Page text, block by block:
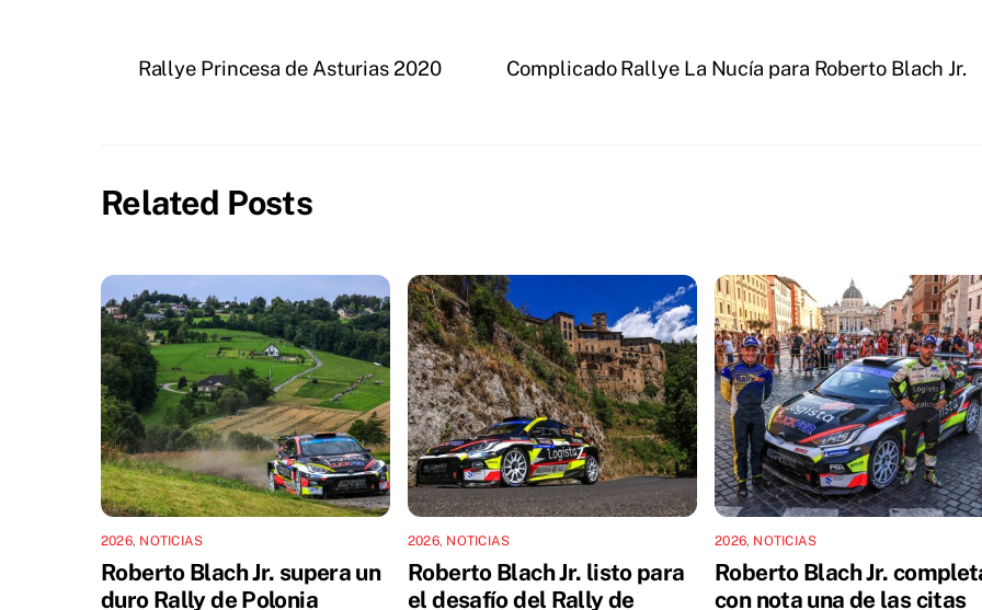
Rallye Princesa de Asturias 2020 Complicado Rallye La Nucía para Roberto Blach Jr.
Related Posts
2026, NOTICIAS
Roberto Blach Jr. supera un
duro Rally de Polonia
2026, NOTICIAS
Roberto Blach Jr. listo para
el desafío del Rally de
2026, NOTICIAS
Roberto Blach Jr.
con nota una de las citas